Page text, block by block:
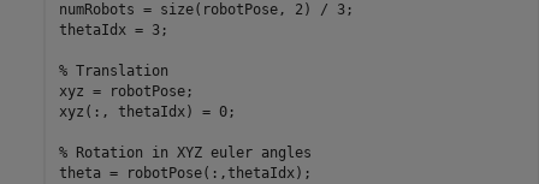
numRobots = size(robotPose, 2) / 3;
thetaIdx = 3;
% Translation
xyz = robotPose;
xyz(:, thetaIdx) = 0;
% Rotation in XYZ euler angles
theta = robotPose(:,thetaIdx);